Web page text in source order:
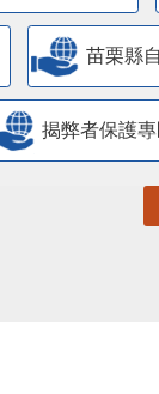
苗栗縣
揭弊者保護專